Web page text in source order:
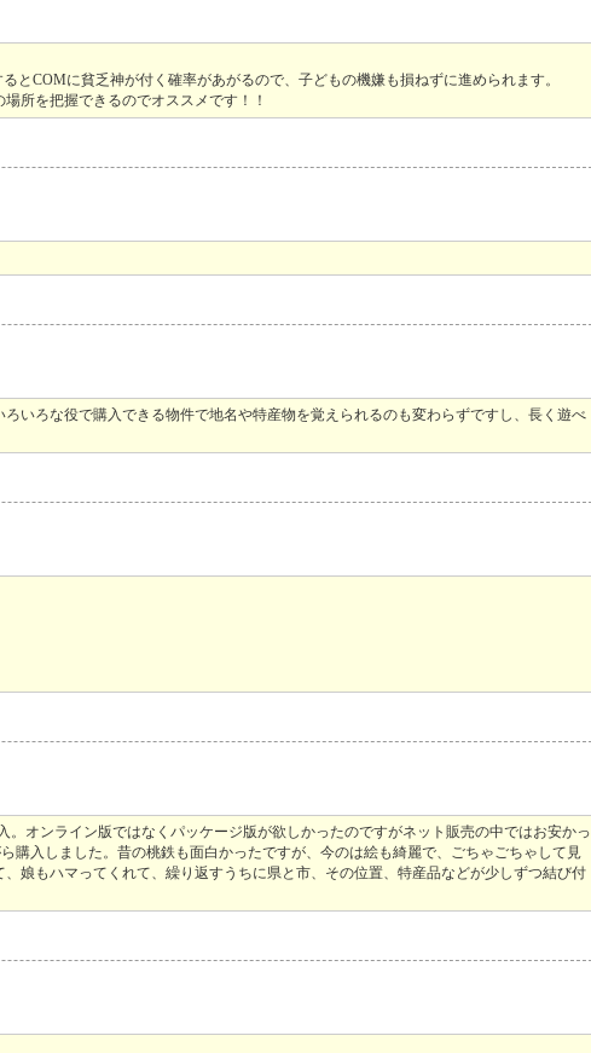
COMに貧乏神が付く確率があがるので、子どもの機嫌も損ねずに進められます。
所を把握できるのでオススメです！！
いろな役で購入できる物件で地名や特産物を覚えられるのも変わらずですし、長く遊べ
オンライン版ではなくパッケージ版が欲しかったのですがネット販売の中ではお安かっ
入しました。昔の桃鉄も面白かったですが、今のは絵も綺麗で、ごちゃごちゃして見
娘もハマってくれて、繰り返すうちに県と市、その位置、特産品などが少しずつ結び付